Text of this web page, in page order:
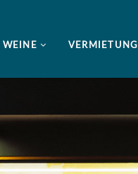
WEINE VERMIETUNG